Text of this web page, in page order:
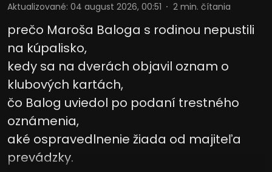
Aktualizované: 04 august 2026, 00:51 2 min. čítania
prečo Maroša Baloga s rodinou nepustili
na kúpalisko,
kedy sa na dverách objavil oznam o
klubových kartách,
čo Balog uviedol po podaní trestného
oznámenia,
aké ospravedlnenie žiada od majiteľa
prevádzky.